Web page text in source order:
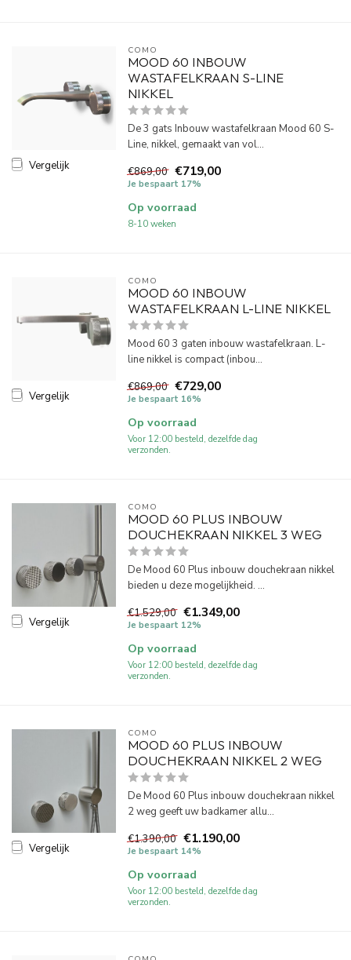
Vergelijk
COMO
MOOD 60 INBOUW
WASTAFELKRAAN S-LINE
NIKKEL
De 3 gats Inbouw wastafelkraan Mood 60 S-
Line, nikkel, gemaakt van vol...
€869,00 €719,00
Je bespaart 17%
Op voorraad
8-10 weken
Vergelijk
COMO
MOOD 60 INBOUW
WASTAFELKRAAN L-LINE NIKKEL
Mood 60 3 gaten inbouw wastafelkraan. L-
line nikkel is compact (inbou...
€869,00 €729,00
Je bespaart 16%
Op voorraad
Voor 12:00 besteld, dezelfde dag
verzonden.
Vergelijk
COMO
MOOD 60 PLUS INBOUW
DOUCHEKRAAN NIKKEL 3 WEG
De Mood 60 Plus inbouw douchekraan nikkel
bieden u deze mogelijkheid. ...
€1.529,00 €1.349,00
Je bespaart 12%
Op voorraad
Voor 12:00 besteld, dezelfde dag
verzonden.
Vergelijk
COMO
MOOD 60 PLUS INBOUW
DOUCHEKRAAN NIKKEL 2 WEG
De Mood 60 Plus inbouw douchekraan nikkel
2 weg geeft uw badkamer allu...
€1.390,00 €1.190,00
Je bespaart 14%
Op voorraad
Voor 12:00 besteld, dezelfde dag
verzonden.